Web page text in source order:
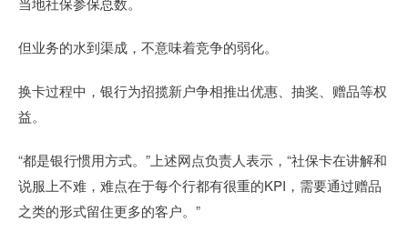
但业务的水到渠成，不意味着竞争的弱化。
换卡过程中，银行为招揽新户争相推出优惠、抽奖、赠品等权
益。
“都是银行惯用方式。”上述网点负责人表示，“社保卡在讲解和
说服上不难，难点在于每个行都有很重的KPI，需要通过赠品
之类的形式留住更多的客户。”